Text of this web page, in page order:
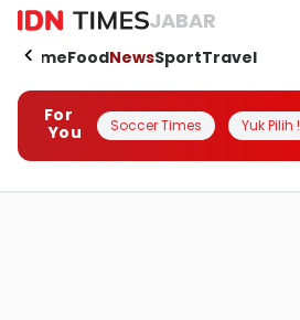
JABAR
HomeFoodNewsSportTravel
For
You
Soccer Times Yuk Pilih !